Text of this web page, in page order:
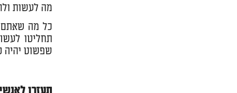
מה לעשות
כל מה שאתם
תחליטו
שפשוט יהיה